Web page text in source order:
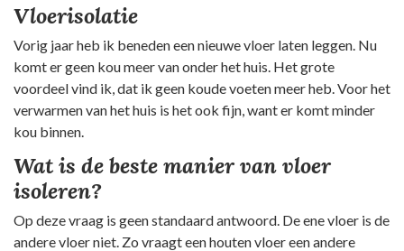
Vloerisolatie
Vorig jaar heb ik beneden een nieuwe vloer laten leggen. Nu
komt er geen kou meer van onder het huis. Het grote
voordeel vind ik, dat ik geen koude voeten meer heb. Voor het
verwarmen van het huis is het ook fijn, want er komt minder
kou binnen.
Wat is de beste manier van vloer
isoleren?
Op deze vraag is geen standaard antwoord. De ene vloer is de
andere vloer niet. Zo vraagt een houten vloer een andere